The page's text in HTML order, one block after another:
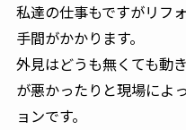
私達の仕事もですがリフ
手間がかかります。
外見はどうも無くても動
が悪かったりと現場によ
ョンです。